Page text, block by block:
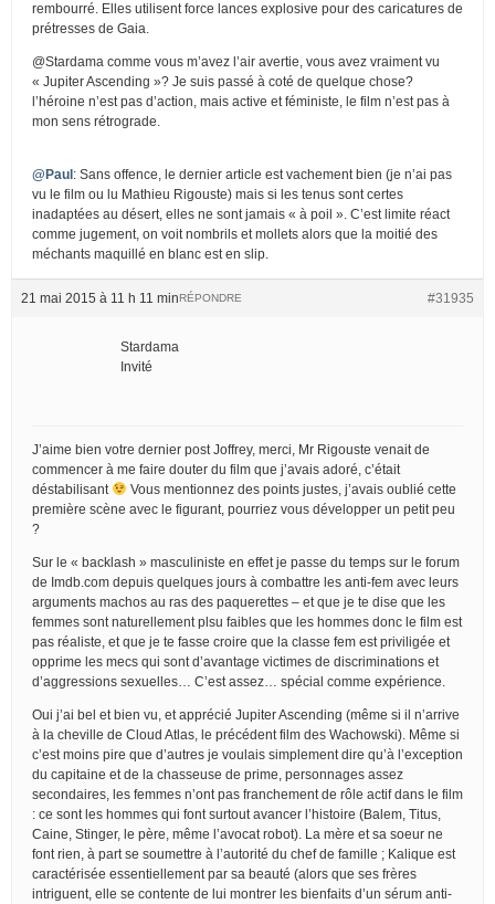
rembourré. Elles utilisent force lances explosive pour des caricatures de
prétresses de Gaia.
@Stardama comme vous m’avez l’air avertie, vous avez vraiment vu
« Jupiter Ascending »? Je suis passé à coté de quelque chose?
l’héroine n’est pas d’action, mais active et féministe, le film n’est pas à
mon sens rétrograde.
@Paul: Sans offence, le dernier article est vachement bien (je n’ai pas
vu le film ou lu Mathieu Rigouste) mais si les tenus sont certes
inadaptées au désert, elles ne sont jamais « à poil ». C’est limite réact
comme jugement, on voit nombrils et mollets alors que la moitié des
méchants maquillé en blanc est en slip.
21 mai 2015 à 11 h 11 min #31935
RÉPONDRE
Stardama
Invité
J’aime bien votre dernier post Joffrey, merci, Mr Rigouste venait de
commencer à me faire douter du film que j’avais adoré, c’était
déstabilisant
Vous mentionnez des points justes, j’avais oublié cette
première scène avec le figurant, pourriez vous développer un petit peu
?
Sur le « backlash » masculiniste en effet je passe du temps sur le forum
de Imdb.com depuis quelques jours à combattre les anti-fem avec leurs
arguments machos au ras des paquerettes – et que je te dise que les
femmes sont naturellement plsu faibles que les hommes donc le film est
pas réaliste, et que je te fasse croire que la classe fem est priviligée et
opprime les mecs qui sont d’avantage victimes de discriminations et
d’aggressions sexuelles… C’est assez… spécial comme expérience.
Oui j’ai bel et bien vu, et apprécié Jupiter Ascending (même si il n’arrive
à la cheville de Cloud Atlas, le précédent film des Wachowski). Même si
c’est moins pire que d’autres je voulais simplement dire qu’à l’exception
du capitaine et de la chasseuse de prime, personnages assez
secondaires, les femmes n’ont pas franchement de rôle actif dans le film
: ce sont les hommes qui font surtout avancer l’histoire (Balem, Titus,
Caine, Stinger, le père, même l’avocat robot). La mère et sa soeur ne
font rien, à part se soumettre à l’autorité du chef de famille ; Kalique est
caractérisée essentiellement par sa beauté (alors que ses frères
intriguent, elle se contente de lui montrer les bienfaits d’un sérum anti-